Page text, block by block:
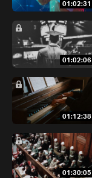
01:02:31
01:02:06
01:12:38
01:30:05